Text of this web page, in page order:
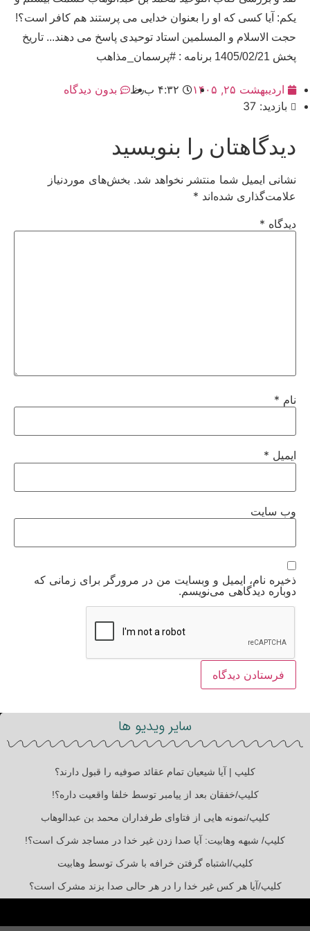
یکم: آیا کسی که او را بعنوان خدایی می پرستند هم کافر است؟!
حجت الاسلام و المسلمین استاد توحیدی پاسخ می دهند... تاریخ
پخش 1405/02/21 برنامه : #پرسمان_مذاهب
اردیبهشت ۲۵, ۱۴۰۵ ۴:۳۲ ب٫ظ
بدون دیدگاه
بازدید: 37
دیدگاهتان را بنویسید
نشانی ایمیل شما منتشر نخواهد شد. بخش‌های موردنیاز
علامت‌گذاری شده‌اند *
دیدگاه *
نام *
ایمیل *
وب‌ سایت
ذخیره نام، ایمیل و وبسایت من در مرورگر برای زمانی که
دوباره دیدگاهی می‌نویسم.
سایر ویدیو ها
کلیپ | آیا شیعیان تمام عقائد صوفیه را قبول دارند؟
کلیپ/خفقان بعد از پیامبر توسط خلفا واقعیت داره؟!
کلیپ/نمونه هایی از فتاوای طرفداران محمد بن عبدالوهاب
کلیپ/ شبهه وهابیت: آیا صدا زدن غیر خدا در مساجد شرک است؟!
کلیپ/اشتباه گرفتن خرافه با شرک توسط وهابیت
کلیپ/آیا هر کس غیر خدا را در هر حالی صدا بزند مشرک است؟